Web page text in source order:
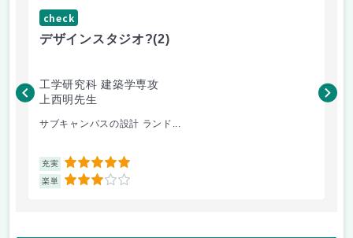
check
デザインスタジオ?(2)
工学研究科 建築学専攻
上西明先生
サブキャンパスの設計 ランド...
充実 5
楽単 3
こ